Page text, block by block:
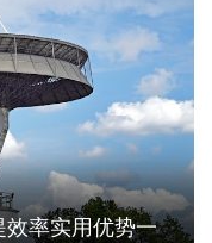
率实用优势一